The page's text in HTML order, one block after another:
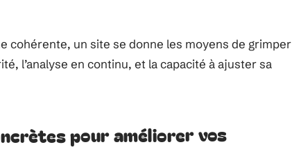
cohérente, un site se donne les moyens de grimper
l’analyse en continu, et la capacité à ajuster sa
pour améliorer vos